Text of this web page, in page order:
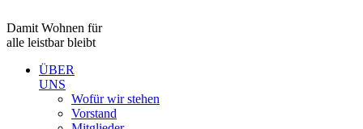
Damit Wohnen für
alle leistbar bleibt
ÜBER
UNS
Wofür wir stehen
Vorstand